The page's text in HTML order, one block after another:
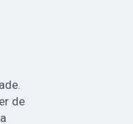
de